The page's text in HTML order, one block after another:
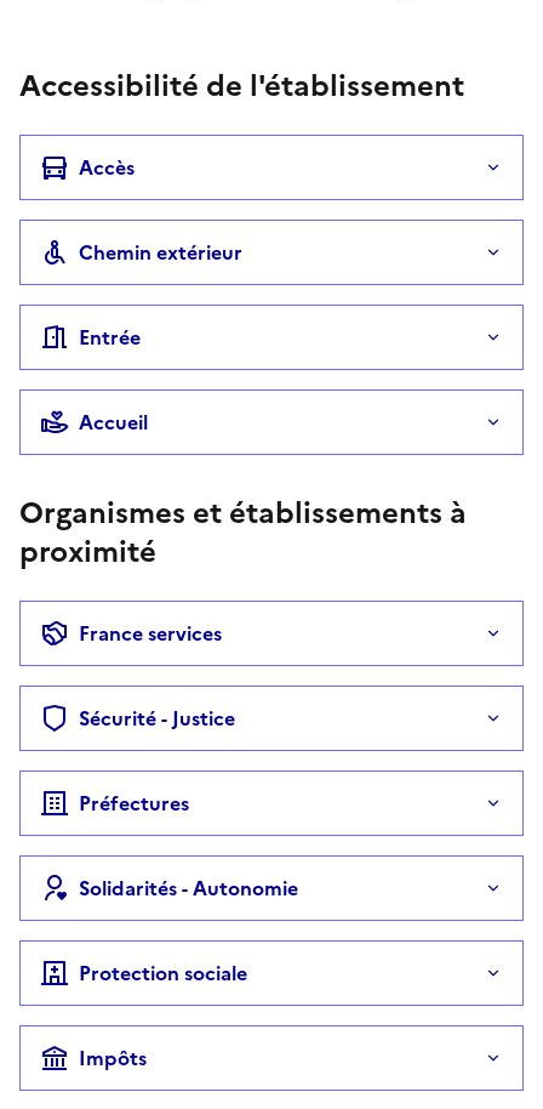
Accessibilité de l'établissement
Accès
Chemin extérieur
Entrée
Accueil
Organismes et établissements à
proximité
France services
Sécurité - Justice
Préfectures
Solidarités - Autonomie
Protection sociale
Impôts